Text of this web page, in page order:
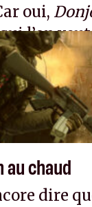
oui,
l’on
même
au chaud
dire